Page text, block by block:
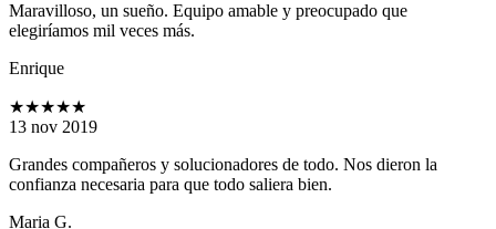
Maravilloso, un sueño. Equipo amable y preocupado que
elegiríamos mil veces más.
Enrique
★★★★★
13 nov 2019
Grandes compañeros y solucionadores de todo. Nos dieron la
confianza necesaria para que todo saliera bien.
Maria G.